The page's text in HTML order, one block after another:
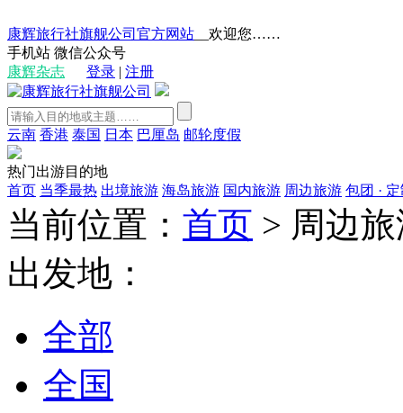
康辉旅行社旗舰公司官方网站 __欢迎您……
手机站 微信公众号
康辉杂志
登录 | 注册
云南 香港 泰国 日本 巴厘岛 邮轮度假
热门出游目的地
首页 当季最热 出境旅游 海岛旅游 国内旅游 周边旅游 包团 ·
当前位置： 首页 > 周边
出发地：
全部
全国